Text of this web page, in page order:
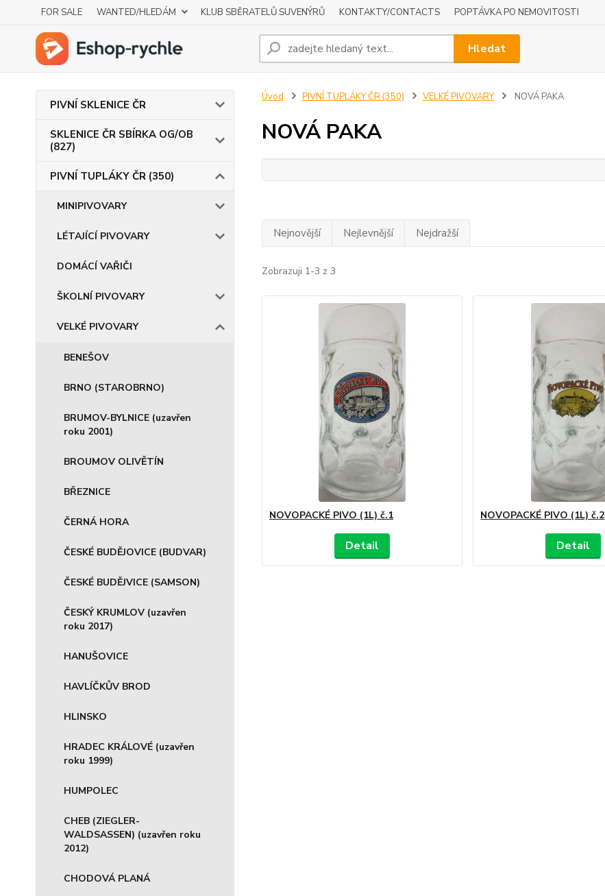
FOR SALE WANTED/HLEDÁM KLUB SBĚRATELŮ SUVENÝRŮ KONTAKTY/CONTACTS POPTÁVKA PO NEMOVITOSTI
Hledat
PIVNÍ SKLENICE ČR
SKLENICE ČR SBÍRKA OG/OB
(827)
PIVNÍ TUPLÁKY ČR (350)
MINIPIVOVARY
LÉTAJÍCÍ PIVOVARY
DOMÁCÍ VAŘIČI
ŠKOLNÍ PIVOVARY
VELKÉ PIVOVARY
BENEŠOV
BRNO (STAROBRNO)
BRUMOV-BYLNICE (uzavřen
roku 2001)
BROUMOV OLIVĚTÍN
BŘEZNICE
ČERNÁ HORA
ČESKÉ BUDĚJOVICE (BUDVAR)
ČESKÉ BUDĚJVICE (SAMSON)
ČESKÝ KRUMLOV (uzavřen
roku 2017)
HANUŠOVICE
HAVLÍČKŮV BROD
HLINSKO
HRADEC KRÁLOVÉ (uzavřen
roku 1999)
HUMPOLEC
CHEB (ZIEGLER-
WALDSASSEN) (uzavřen roku
2012)
CHODOVÁ PLANÁ
Úvod PIVNÍ TUPLÁKY ČR (350) VELKÉ PIVOVARY NOVÁ PAKA
NOVÁ PAKA
Nejnovější Nejlevnější Nejdražší
Zobrazuji 1-3 z 3
NOVOPACKÉ PIVO (1L) č.1
Detail
NOVOPACKÉ PIVO (1L) č.2
Detail